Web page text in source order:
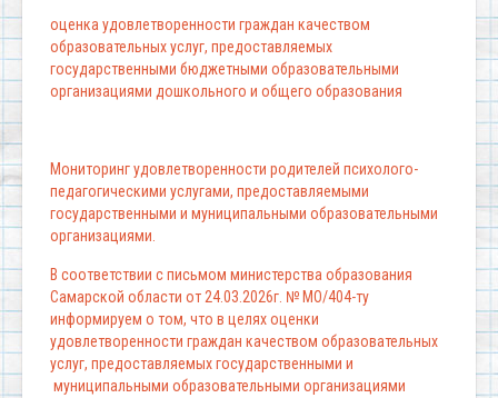
оценка удовлетворенности граждан качеством
образовательных услуг, предоставляемых
государственными бюджетными образовательными
организациями дошкольного и общего образования
Мониторинг удовлетворенности родителей психолого-
педагогическими услугами, предоставляемыми
государственными и муниципальными образовательными
организациями.
В соответствии с письмом министерства образования
Самарской области от 24.03.2026г. № МО/404-ту
информируем о том, что в целях оценки
удовлетворенности граждан качеством образовательных
услуг, предоставляемых государственными и
муниципальными образовательными организациями